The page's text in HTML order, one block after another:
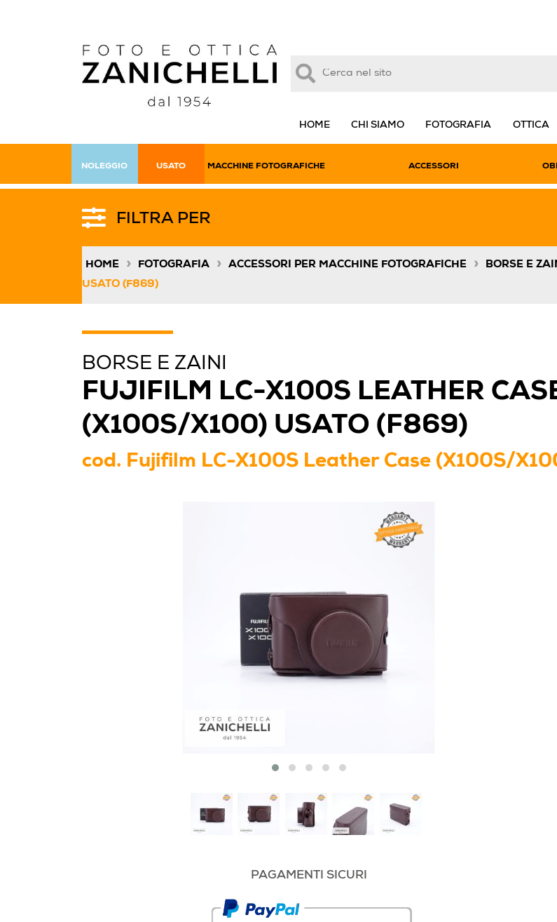
HOME CHI SIAMO FOTOGRAFIA OTTICA
NOLEGGIO USATO MACCHINE FOTOGRAFICHE ACCESSORI
FILTRA PER
HOME » FOTOGRAFIA » ACCESSORI PER MACCHINE FOTOGRAFICHE » BORSE E
USATO (F869)
BORSE E ZAINI
FUJIFILM LC-X100S LEATHER
(X100S/X100) USATO (F869)
cod. Fujifilm LC-X100S Leather Case (X100S/
PAGAMENTI SICURI